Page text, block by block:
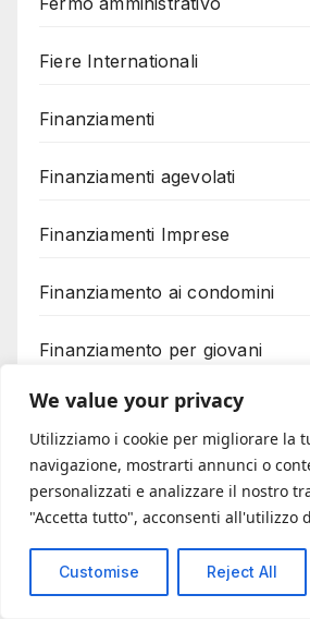
We value your privacy
Utilizziamo i cookie per migliorare la
navigazione, mostrarti annunci o
personalizzati e analizzare il nostro
"Accetta tutto", acconsenti all'utilizzo
Customise Reject All
Fiere Internationali
Finanziamenti
Finanziamenti agevolati
Finanziamenti Imprese
Finanziamento ai condomini
Finanziamento per giovani
Fisco
Fotovoltaico
Gestione aziendale
Giustizia